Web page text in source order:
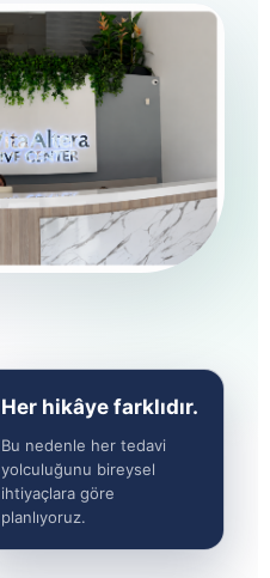
Her hikâye farklıdır.
Bu nedenle her tedavi
yolculuğunu bireysel
ihtiyaçlara göre
planlıyoruz.